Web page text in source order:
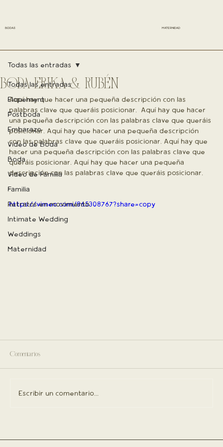
BODAS MATERNIDAD
Todas las entradas
Elopement
Postboda
Embarazo
Vídeo de Boda
Boda
Vídeo de Familia
Familia
Retratos en movimiento
Intimate Wedding
Weddings
Maternidad
Todas las entradas
BODA ERIKA & RUBÉN
Aquí hay que hacer una pequeña descripción con las
palabras clave que queráis posicionar.  Aquí hay que hacer
una pequeña descripción con las palabras clave que queráis
posicionar. Aquí hay que hacer una pequeña descripción
con las palabras clave que queráis posicionar. Aquí hay que
hacer una pequeña descripción con las palabras clave que
queráis posicionar. Aquí hay que hacer una pequeña
descripción con las palabras clave que queráis posicionar.
https://vimeo.com/865308767?share=copy
Comentarios
Escribir un comentario...